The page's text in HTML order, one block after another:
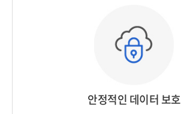
안정적인 데이터 보호